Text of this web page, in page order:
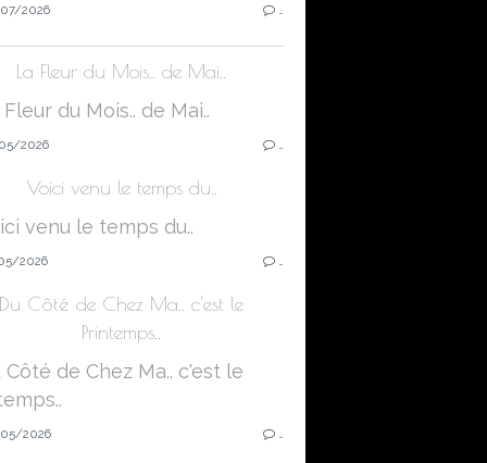
2026
La Fleur du Mois.. de Mai..
2026
Voici venu le temps du..
2026
Du Côté de Chez Ma.. c'est le
Printemps..
2026